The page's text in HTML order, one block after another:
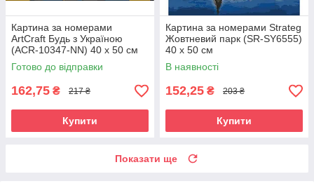
Картина за номерами
ArtCraft Будь з Україною
(ACR-10347-NN) 40 х 50 см
Готово до відправки
162,75 ₴ 217 ₴
Купити
Картина за номерами Strateg
Жовтневий парк (SR-SY6555)
40 х 50 см
В наявності
152,25 ₴ 203 ₴
Купити
Показати ще